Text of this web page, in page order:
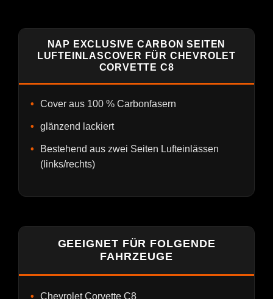
NAP EXCLUSIVE CARBON SEITEN
LUFTEINLASCOVER FÜR CHEVROLET
CORVETTE C8
Cover aus 100 % Carbonfasern
glänzend lackiert
Bestehend aus zwei Seiten Lufteinlässen
(links/rechts)
GEEIGNET FÜR FOLGENDE
FAHRZEUGE
Chevrolet Corvette C8